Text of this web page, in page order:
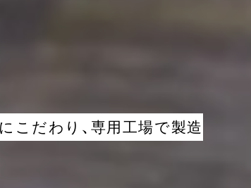
こだわり、専用工場で製造